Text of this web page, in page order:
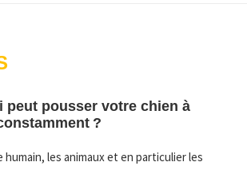
peut pousser votre chien à
?
humain, les animaux et en particulier les